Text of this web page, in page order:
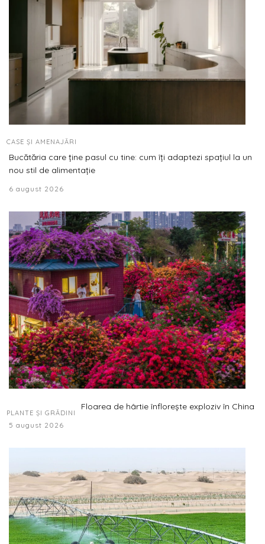
CASE ȘI AMENAJĂRI
Bucătăria care ține pasul cu tine: cum îți adaptezi spațiul la un
nou stil de alimentație
6 august 2026
PLANTE ȘI GRĂDINI
Floarea de hârtie înflorește exploziv în China
5 august 2026